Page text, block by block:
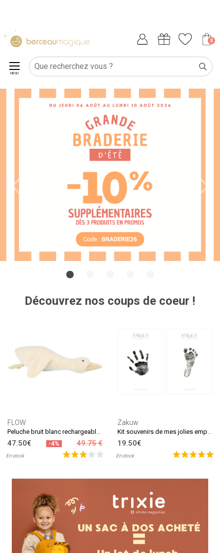
0
MENU
Previous Next
Découvrez nos coups de coeur !
FLOW
Peluche bruit blanc rechargeable oie Liva beige
47.50€ -4% 49.75 €
En stock
Zakuw
Kit souvenirs de mes jolies empreintes
19.50€
En stock